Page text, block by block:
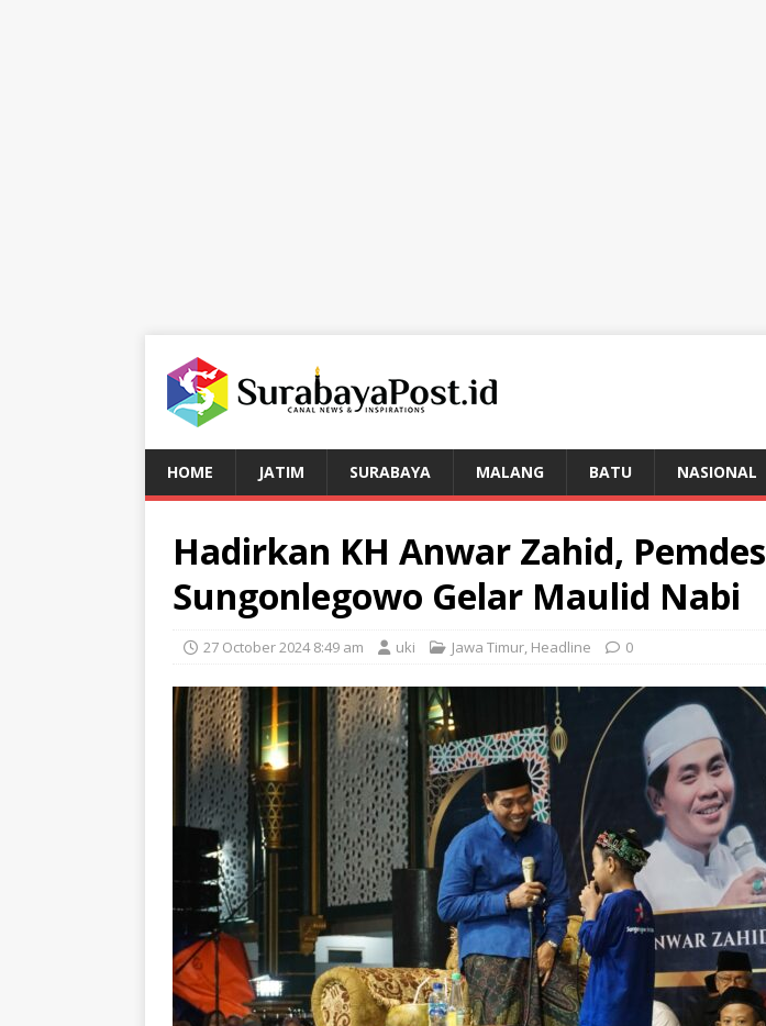
HOME JATIM SURABAYA MALANG BATU NASIONAL
Hadirkan KH Anwar Zahid, Pemdes
Sungonlegowo Gelar Maulid Nabi
27 October 2024 8:49 am uki Jawa Timur, Headline 0